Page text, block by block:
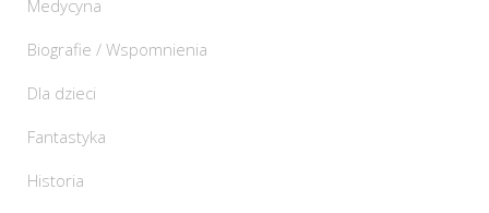
Medycyna
Biografie / Wspomnienia
Dla dzieci
Fantastyka
Historia